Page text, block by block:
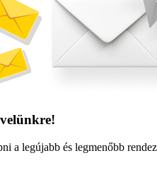
a legújabb és legmenőbb